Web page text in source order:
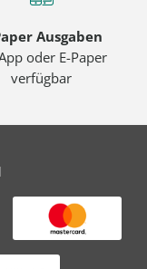
Ausgaben
oder E-Paper
verfügbar